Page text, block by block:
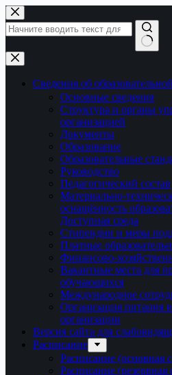
Перейти
к
сути
Ничего
не
найденоСведения об
Основные сведения
Структура и органы
организацией
Документы
Образование
Образовательные
Руководство
Педагогический состав
Материально-
оснащённость
Доступная среда
Стипендии и меры
Платные
Финансово-
Вакантные места для
обучающихся
Международное
Организация питания
организации
Версия сайта для
Расписание
Расписание (основная
Расписание (резервная